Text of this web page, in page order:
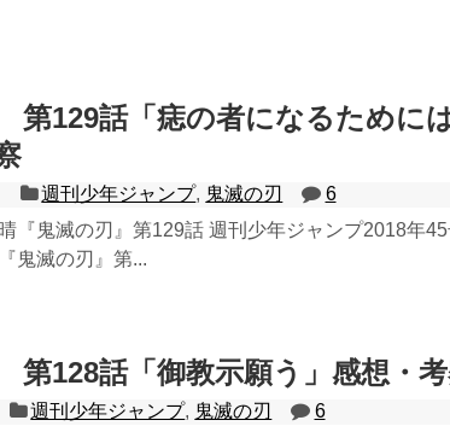
129話「痣の者になるためには
週刊少年ジャンプ, 鬼滅の刃
6
『鬼滅の刃』第129話 週刊少年ジャンプ2018年45
鬼滅の刃』第...
第128話「御教示願う」感想・
週刊少年ジャンプ, 鬼滅の刃
6